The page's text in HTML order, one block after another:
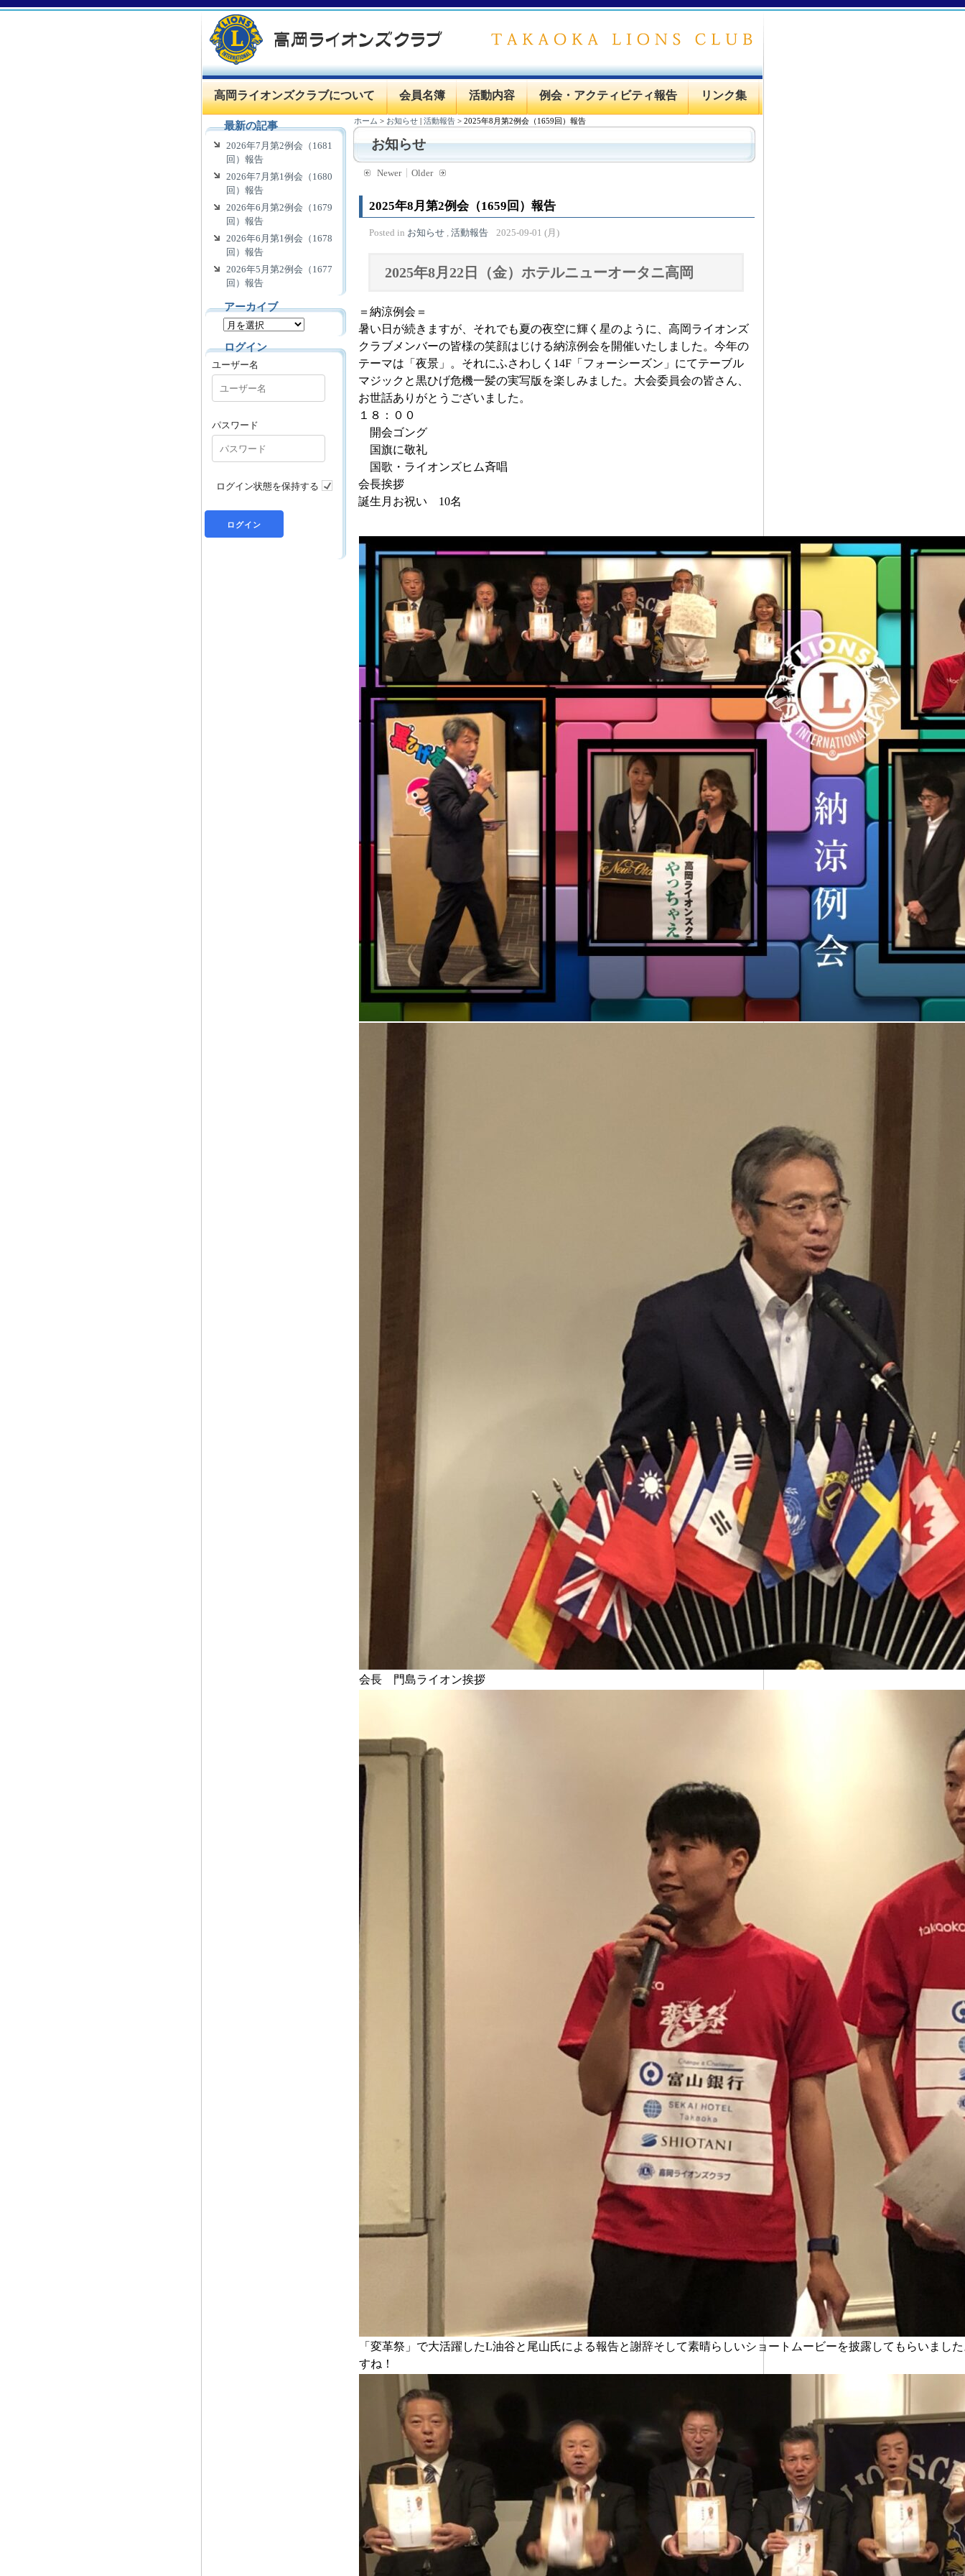
高岡ライオンズクラブについて 会員名簿 活動内容 例会・アクティビティ報告 リンク集
ホーム > お知らせ |活動報告 >2025年8月第2例会（1659回）報告
お知らせ
Newer Older
2025年8月第2例会（1659回）報告
Posted in お知らせ ,活動報告 2025-09-01 (月)
2025年8月22日（金）ホテルニューオータニ高岡
＝納涼例会＝
暑い日が続きますが、それでも夏の夜空に輝く星のように、高岡ライオンズ
クラブメンバーの皆様の笑顔はじける納涼例会を開催いたしました。今年の
テーマは「夜景」。それにふさわしく14F「フォーシーズン」にてテーブル
マジックと黒ひげ危機一髪の実写版を楽しみました。大会委員会の皆さん、
お世話ありがとうございました。
１８：００
開会ゴング
国旗に敬礼
国歌・ライオンズヒム斉唱
会長挨拶
誕生月お祝い 10名
会長 門島ライオン挨拶
「変革祭」で大活躍したL油谷と尾山氏による報告と謝辞そして素晴らしいショートムービーを披露してもらいまし
すね！
最新の記事
2026年7月第2例会（1681
回）報告
2026年7月第1例会（1680
回）報告
2026年6月第2例会（1679
回）報告
2026年6月第1例会（1678
回）報告
2026年5月第2例会（1677
回）報告
アーカイブ
ログイン
ユーザー名
パスワード
ログイン状態を保持する